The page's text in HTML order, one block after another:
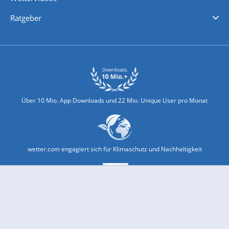
Ratgeber
Über 10 Mio. App Downloads und 22 Mio. Unique User pro Monat
wetter.com engagiert sich für Klimaschutz und Nachhaltigkeit